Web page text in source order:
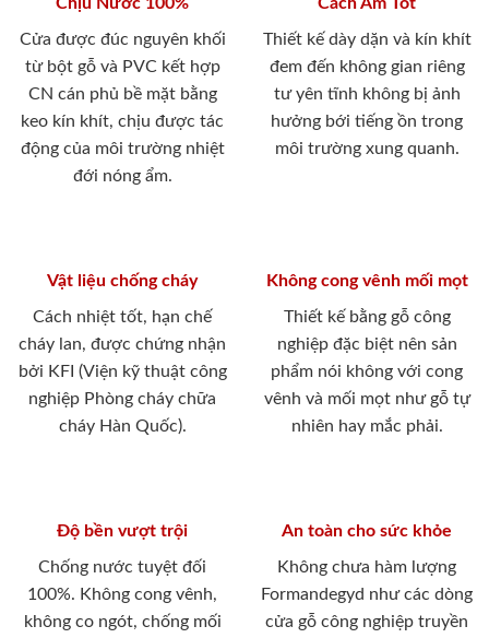
Cửa được đúc nguyên khối
từ bột gỗ và PVC kết hợp
CN cán phủ bề mặt bằng
keo kín khít, chịu được tác
động của môi trường nhiệt
đới nóng ẩm.
Thiết kế dày dặn và kín khít
đem đến không gian riêng
tư yên tĩnh không bị ảnh
hưởng bới tiếng ồn trong
môi trường xung quanh.
Vật liệu chống cháy
Cách nhiệt tốt, hạn chế
cháy lan, được chứng nhận
bởi KFI (Viện kỹ thuật công
nghiệp Phòng cháy chữa
cháy Hàn Quốc).
Không cong vênh mối mọt
Thiết kế bằng gỗ công
nghiệp đặc biệt nên sản
phẩm nói không với cong
vênh và mối mọt như gỗ tự
nhiên hay mắc phải.
Độ bền vượt trội
Chống nước tuyệt đối
100%. Không cong vênh,
không co ngót, chống mối
An toàn cho sức khỏe
Không chưa hàm lượng
Formandegyd như các dòng
cửa gỗ công nghiệp truyền